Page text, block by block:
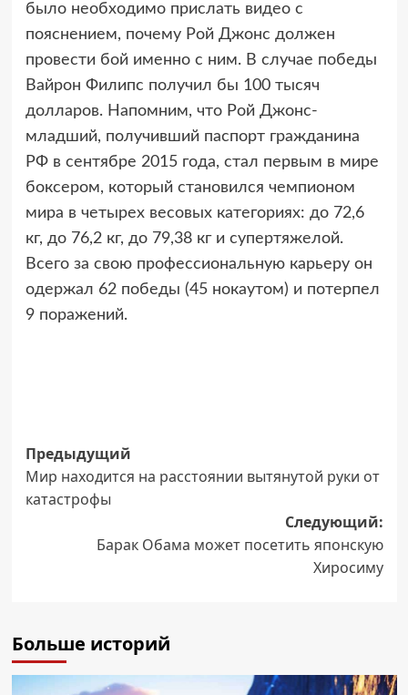
было необходимо прислать видео с
пояснением, почему Рой Джонс должен
провести бой именно с ним. В случае победы
Вайрон Филипс получил бы 100 тысяч
долларов. Напомним, что Рой Джонс-
младший, получивший паспорт гражданина
РФ в сентябре 2015 года, стал первым в мире
боксером, который становился чемпионом
мира в четырех весовых категориях: до 72,6
кг, до 76,2 кг, до 79,38 кг и супертяжелой.
Всего за свою профессиональную карьеру он
одержал 62 победы (45 нокаутом) и потерпел
9 поражений.
Навигация
записи
Предыдущий
Мир находится на расстоянии вытянутой руки от
катастрофы
Следующий:
Барак Обама может посетить японскую
Хиросиму
Больше историй